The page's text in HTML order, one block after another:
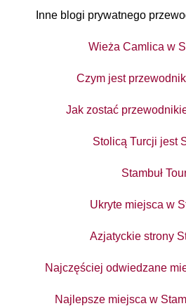
Inne blogi prywatnego
Wieża Camlica w
Czym jest
Jak zostać
Stolicą Turcji jest
Stambuł
Ukryte miejsca w
Azjatyckie strony
Najczęściej odwiedzane
Najlepsze miejsca w